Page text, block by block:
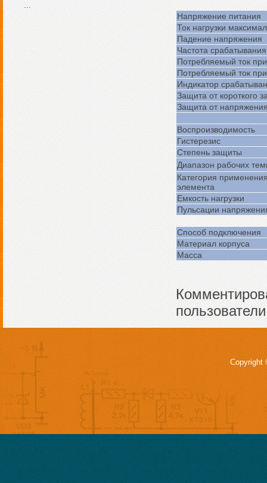
...
Напряжение питания
Ток нагрузки
Падение напряжения
Частота
Потребляемый ток
Потребляемый ток
Индикатор
Защита от короткого
Защита от
Воспроизводимость
Гистерезис
Степень защиты
Диапазон рабочих
Категория
элемента
Емкость нагрузки
Пульсации
Способ подключения
Материал корпуса
Масса
Copyright